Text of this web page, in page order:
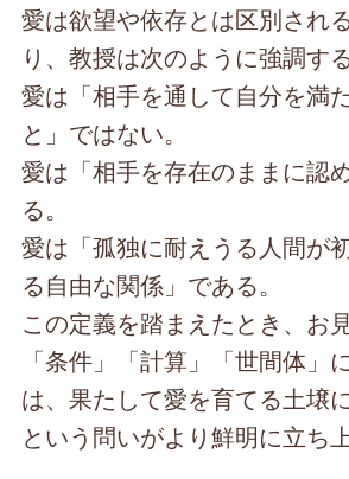
愛は欲望や依存とは区別され
り、教授は次のように強調する
愛は「相手を通して自分を満
と」ではない。
愛は「相手を存在のままに認
る。
愛は「孤独に耐えうる人間が
る自由な関係」である。
この定義を踏まえたとき、お
「条件」「計算」「世間体」
は、果たして愛を育てる土壌
という問いがより鮮明に立ち